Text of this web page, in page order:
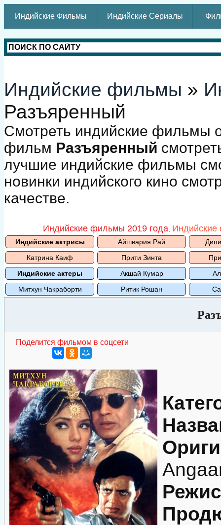
Индийские Фильмы Индийские Сериалы
Индийские фильмы »
Разъяренный
Смотреть индийские фильмы
фильм Разъяренный
лучшие индийские фильмы
новинки индийского кино
качестве.
Индийские фильмы 2019 года,
Индийские актрисы Айшвария Рай
Катрина Каиф
Прити Зинта
Индийские актеры
Акшай Кумар
Митхун Чакраборти
Ритик Рошан
Поделится фильмом в соцсети